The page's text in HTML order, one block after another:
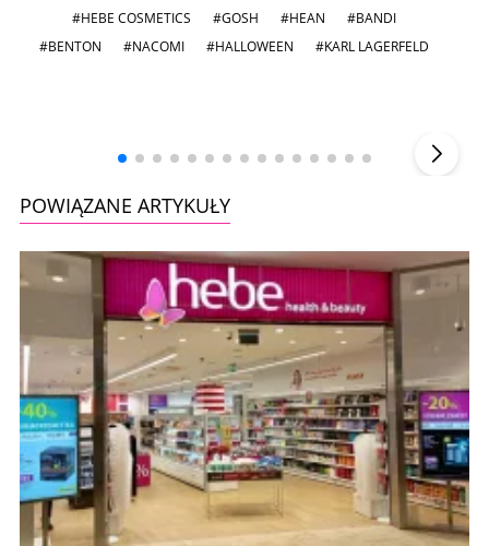
#HEBE COSMETICS
#GOSH #HEAN
#BANDI
#BENTON
#NACOMI #HALLOWEEN #KARL LAGERFELD
POWIĄZANE ARTYKUŁY